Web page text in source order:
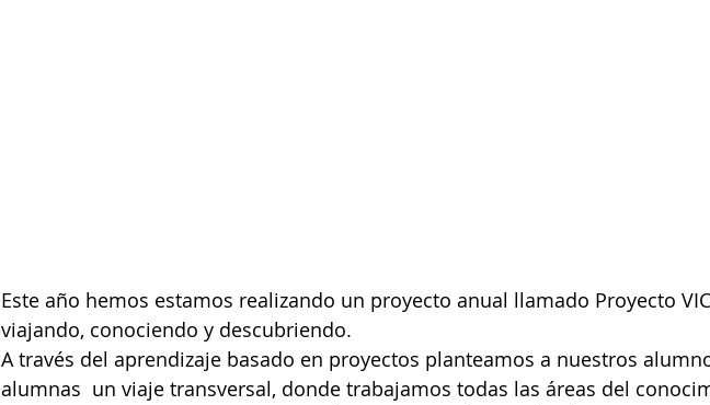
Este año hemos estamos realizando un proyecto anual llamado Proyecto
viajando, conociendo y descubriendo.
A través del aprendizaje basado en proyectos planteamos a nuestros
alumnas  un viaje transversal, donde trabajamos todas las áreas del